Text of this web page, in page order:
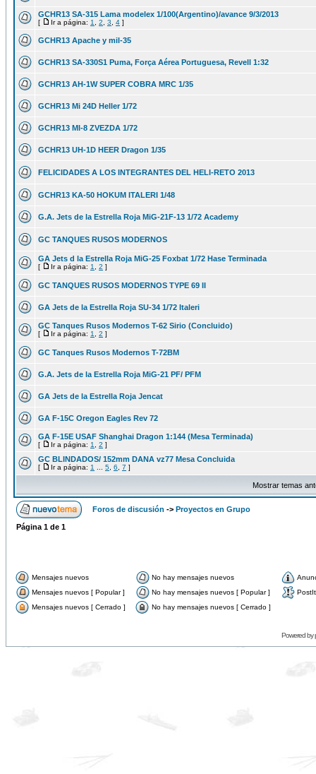
GCHR13 SA-315 Lama modelex 1/100(Argentino)/avance 9/3/2013
[ Ir a página: 1 2 3 4 ]
GCHR13 Apache y mil-35
GCHR13 SA-330S1 Puma, Força Aérea Portuguesa, Revell 1:32
GCHR13 AH-1W SUPER COBRA MRC 1/35
GCHR13 Mi 24D Heller 1/72
GCHR13 MI-8 ZVEZDA 1/72
GCHR13 UH-1D HEER Dragon 1/35
FELICIDADES A LOS INTEGRANTES DEL HELI-RETO 2013
GCHR13 KA-50 HOKUM ITALERI 1/48
G.A. Jets de la Estrella Roja MiG-21F-13 1/72 Academy
GC TANQUES RUSOS MODERNOS
GA Jets d la Estrella Roja MiG-25 Foxbat 1/72 Hase Terminada
[ Ir a página: 1 2 ]
GC TANQUES RUSOS MODERNOS TYPE 69 II
GA Jets de la Estrella Roja SU-34 1/72 Italeri
GC Tanques Rusos Modernos T-62 Sirio (Concluido)
[ Ir a página: 1 2 ]
GC Tanques Rusos Modernos T-72BM
G.A. Jets de la Estrella Roja MiG-21 PF/ PFM
GA Jets de la Estrella Roja Jencat
GA F-15C Oregon Eagles Rev 72
GA F-15E USAF Shanghai Dragon 1:144 (Mesa Terminada)
[ Ir a página: 1 2 ]
GC BLINDADOS/ 152mm DANA vz77 Mesa Concluida
[ Ir a página: 1 5 6 7 ]
Mostrar temas
Foros de discusión -> Proyectos en Grupo
Página 1 de 1
Mensajes nuevos No hay mensajes nuevos
Mensajes nuevos [ Popular ]
No hay mensajes nuevos [ Popular ]
PostIt
Mensajes nuevos [ Cerrado ]
No hay mensajes nuevos [ Cerrado ]
Powered by